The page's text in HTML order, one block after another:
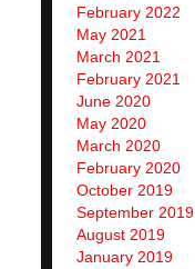
February 2022
May 2021
March 2021
February 2021
June 2020
May 2020
March 2020
February 2020
October 2019
September 2019
August 2019
January 2019